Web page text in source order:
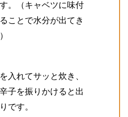
。（キャベツに味付
ことで水分が出てき
れてサッと炊き、
子を振りかけると出
です。